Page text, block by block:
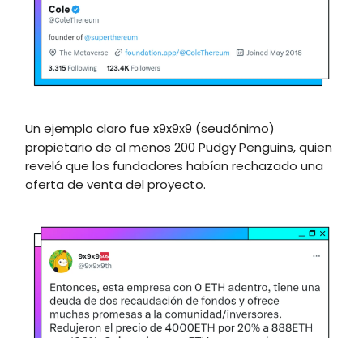
Un ejemplo claro fue x9x9x9 (seudónimo)
propietario de al menos 200 Pudgy Penguins, quien
reveló que los fundadores habían rechazado una
oferta de venta del proyecto.